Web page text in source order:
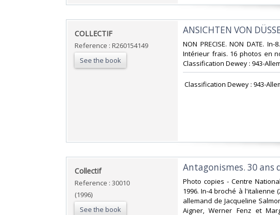
‎COLLECTIF‎
Reference : R260154149
See the book
‎ANSICHTEN VON
‎NON PRECISE. NON DATE.
Intérieur frais. 16 photos en
Classification Dewey : 943-
Classification Dewey : 943-
‎Collectif‎
Reference : 30010
(1996)
See the book
‎Antagonismes. 30 ans
‎Photo copies - Centre
1996. In-4 broché à l'italienne
allemand de Jacqueline
Aigner, Werner Fenz et